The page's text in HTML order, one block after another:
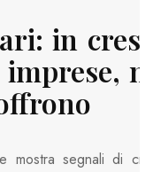
in
mostra segnali di